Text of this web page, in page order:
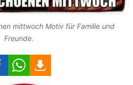
mittwoch Motiv für Familie und
Freunde.